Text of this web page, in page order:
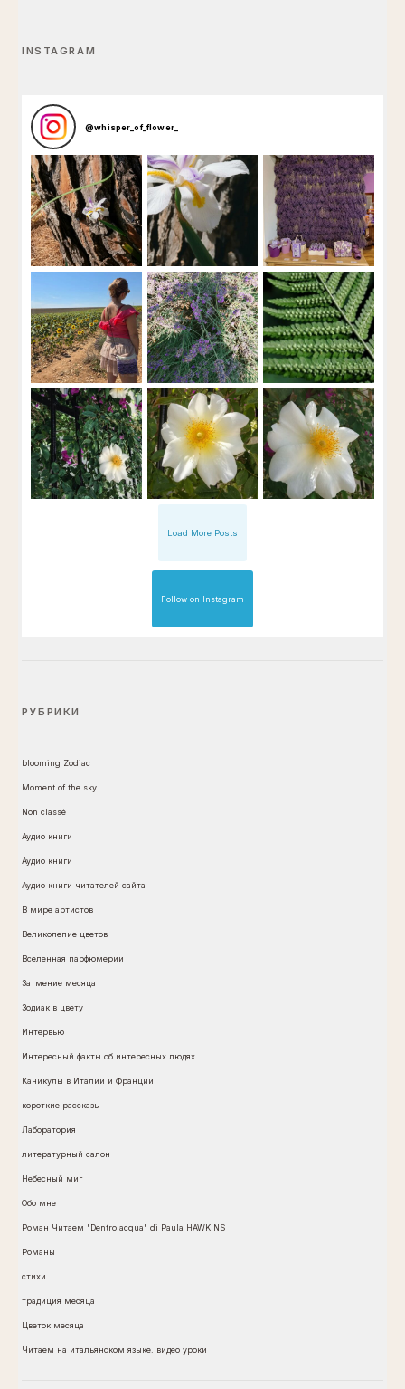
INSTAGRAM
@whisper_of_flower_
Load More Posts
Follow on Instagram
РУБРИКИ
blooming Zodiac
Moment of the sky
Non classé
Аудио книги
Аудио книги
Аудио книги читателей сайта
В мире артистов
Великолепие цветов
Вселенная парфюмерии
Затмение месяца
Зодиак в цвету
Интервью
Интересный факты об интересных людях
Каникулы в Италии и Франции
короткие рассказы
Лаборатория
литературный салон
Небесный миг
Обо мне
Роман Читаем "Dentro acqua" di Paula HAWKINS
Романы
стихи
традиция месяца
Цветок месяца
Читаем на итальянском языке. видео уроки